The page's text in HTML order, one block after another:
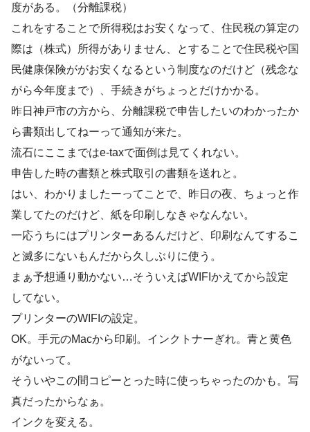
度がある。（分離課税）
これをすることで所得税はお安くなって、住民税の算定の
際は（株式）所得がありません、とすることで住民税や国
民健康保険ががお安くなるという制度なのだけど（残念な
がら今年度まで）、手続きがちょっとだけかかる。
昨日神戸市の方から、分離課税で申告したいのわかったか
ら書類出してねーって通知が来た。
流石にここまではe-taxで面倒は見てくれない。
申告した時の書類と株式取引の書類を送れと。
はい、わかりましたーってことで、昨日の夜、ちょっと作
業してたのだけど、紙を印刷しなきゃなんない。
一応うちにはプリンターあるんだけど、印刷なんてするこ
と滅多にないもんだから久しぶりに使う。
まぁ予想通り動かない…そういえばWIFIかえてから設定
してない。
プリンターのWIFIの設定。
OK。手元のMacから印刷。インクトナーぎれ。青と黄色
がないって。
そういやこの間コピーとった時に使っちゃったのかも。写
真だったからなぁ。
インクを変える。